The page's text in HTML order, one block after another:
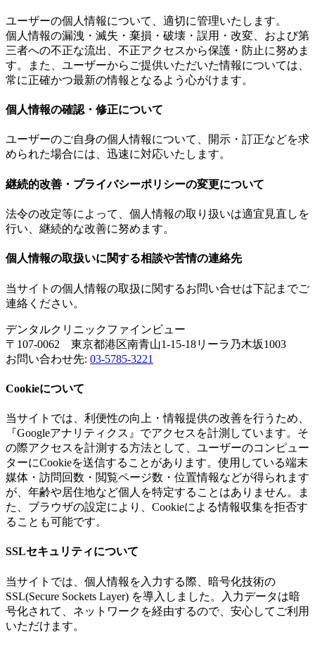
ユーザーの個人情報について、適切に管理いたします。
個人情報の漏洩・滅失・棄損・破壊・誤用・改変、および第
三者への不正な流出、不正アクセスから保護・防止に努めま
す。また、ユーザーからご提供いただいた情報については、
常に正確かつ最新の情報となるよう心がけます。
個人情報の確認・修正について
ユーザーのご自身の個人情報について、開示・訂正などを求
められた場合には、迅速に対応いたします。
継続的改善・プライバシーポリシーの変更について
法令の改定等によって、個人情報の取り扱いは適宜見直しを
行い、継続的な改善に努めます。
個人情報の取扱いに関する相談や苦情の連絡先
当サイトの個人情報の取扱に関するお問い合せは下記までご
連絡ください。
デンタルクリニックファインビュー
〒107-0062 東京都港区南青山1-15-18リーラ乃木坂1003
お問い合わせ先: 03-5785-3221
Cookieについて
当サイトでは、利便性の向上・情報提供の改善を行うため、
『Googleアナリティクス』でアクセスを計測しています。そ
の際アクセスを計測する方法として、ユーザーのコンピュー
ターにCookieを送信することがあります。使用している端末
媒体・訪問回数・閲覧ページ数・位置情報などが得られます
が、年齢や居住地など個人を特定することはありません。ま
た、ブラウザの設定により、Cookieによる情報収集を拒否す
ることも可能です。
SSLセキュリティについて
当サイトでは、個人情報を入力する際、暗号化技術の
SSL(Secure Sockets Layer) を導入しました。入力データは暗
号化されて、ネットワークを経由するので、安心してご利用
いただけます。